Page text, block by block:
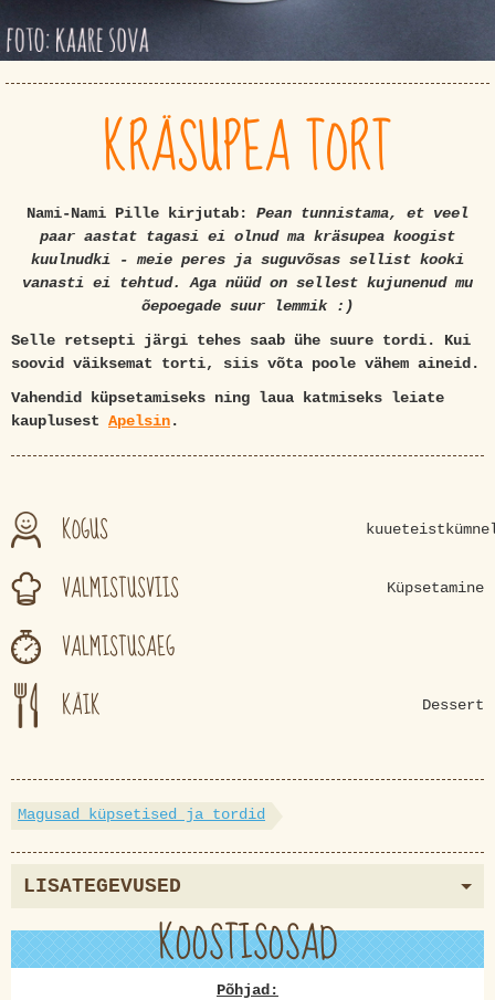
KRÄSUPEA TORT
Nami-Nami Pille kirjutab: Pean tunnistama, et veel
paar aastat tagasi ei olnud ma kräsupea koogist
kuulnudki - meie peres ja suguvõsas sellist kooki
vanasti ei tehtud. Aga nüüd on sellest kujunenud mu
õepoegade suur lemmik :)
Selle retsepti järgi tehes saab ühe suure tordi. Kui
soovid väiksemat torti, siis võta poole vähem aineid.
Vahendid küpsetamiseks ning laua katmiseks leiate
kauplusest Apelsin.
KOGUS
VALMISTUSVIIS Küpsetamine
VALMISTUSAEG
KÄIK
Dessert
Magusad küpsetised ja tordid
LISATEGEVUSED
KOOSTISOSAD
Põhjad: